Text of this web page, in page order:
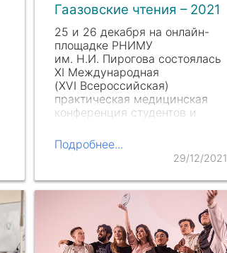
Гаазовские чтения – 2021
25 и 26 декабря на онлайн-
площадке РНИМУ
им. Н.И. Пирогова состоялась
ХI Международная
(XVI Всероссийская)
практическая медицинская
конференция студентов и
чтения «Спешите делать
добро…»
Подробнее...
29/12/2021